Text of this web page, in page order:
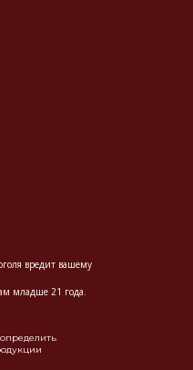
вредит вашему
младше 21 года.